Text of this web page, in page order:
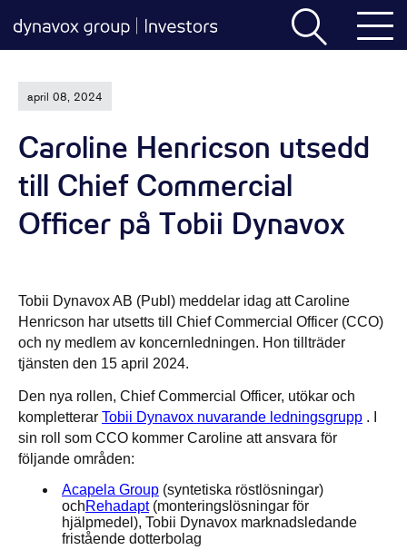
april 08, 2024
Caroline Henricson utsedd
till Chief Commercial
Officer på Tobii Dynavox
Tobii Dynavox AB (Publ) meddelar idag att Caroline
Henricson har utsetts till Chief Commercial Officer (CCO)
och ny medlem av koncernledningen. Hon tillträder
tjänsten den 15 april 2024.
Den nya rollen, Chief Commercial Officer, utökar och
kompletterar Tobii Dynavox nuvarande ledningsgrupp . I
sin roll som CCO kommer Caroline att ansvara för
följande områden:
Acapela Group(syntetiska röstlösningar)
ochRehadapt(monteringslösningar för
hjälpmedel), Tobii Dynavox marknadsledande
fristående dotterbolag